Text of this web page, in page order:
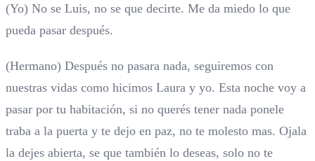
(Yo) No se Luis, no se que decirte. Me da miedo lo que
pueda pasar después.
(Hermano) Después no pasara nada, seguiremos con
nuestras vidas como hicimos Laura y yo. Esta noche voy a
pasar por tu habitación, si no querés tener nada ponele
traba a la puerta y te dejo en paz, no te molesto mas. Ojala
la dejes abierta, se que también lo deseas, solo no te